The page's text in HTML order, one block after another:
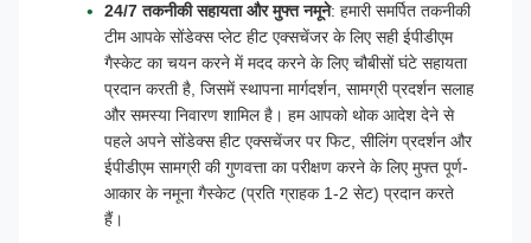
24/7 तकनीकी सहायता और मुफ्त नमूने: हमारी समर्पित तकनीकी
टीम आपके सोंडेक्स प्लेट हीट एक्सचेंजर के लिए सही ईपीडीएम
गैस्केट का चयन करने में मदद करने के लिए चौबीसों घंटे सहायता
प्रदान करती है, जिसमें स्थापना मार्गदर्शन, सामग्री प्रदर्शन सलाह
और समस्या निवारण शामिल है। हम आपको थोक आदेश देने से
पहले अपने सोंडेक्स हीट एक्सचेंजर पर फिट, सीलिंग प्रदर्शन और
ईपीडीएम सामग्री की गुणवत्ता का परीक्षण करने के लिए मुफ्त पूर्ण-
आकार के नमूना गैस्केट (प्रति ग्राहक 1-2 सेट) प्रदान करते
हैं।